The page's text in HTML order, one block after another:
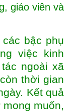
giáo viên và
bậc phụ
việc kinh
ngoài xã
thời gian
Kết quả
muốn,